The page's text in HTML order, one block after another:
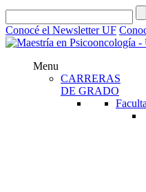
Conocé el Newsletter UF
Menu
CARRERAS
DE GRADO